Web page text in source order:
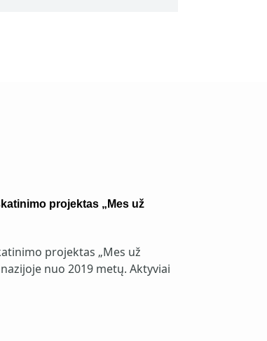
projektas „Mes už
projektas „Mes už
nuo 2019 metų. Aktyviai